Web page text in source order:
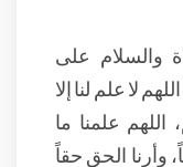
والسلام على
لا علم لنا إلا
اللهم علمنا ما
وأرنا الحق حقاً